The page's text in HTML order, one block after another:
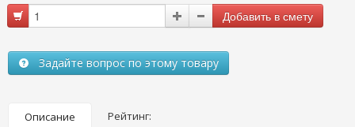
Задайте вопрос по этому товару
Описание Рейтинг: